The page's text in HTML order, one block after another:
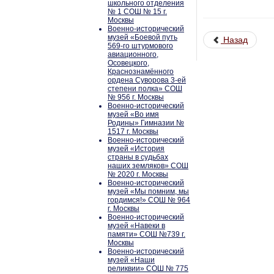
школьного отделения
№ 1 СОШ № 15 г.
Москвы
Военно-исторический
музей «Боевой путь
569-го штурмового
авиационного,
Осовецкого,
Краснознамённого
ордена Суворова 3-ей
степени полка» СОШ
№ 956 г. Москвы
Военно-исторический
музей «Во имя
Родины» Гимназии №
1517 г. Москвы
Военно-исторический
музей «История
страны в судьбах
наших земляков» СОШ
№ 2020 г. Москвы
Военно-исторический
музей «Мы помним, мы
гордимся!» СОШ № 964
г. Москвы
Военно-исторический
музей «Навеки в
памяти» СОШ №739 г.
Москвы
Военно-исторический
музей «Наши
реликвии» СОШ № 775
Назад